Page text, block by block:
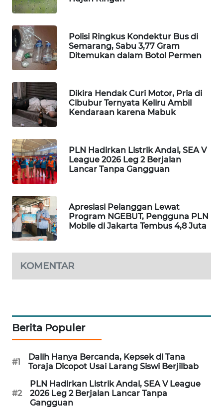
Polisi Ringkus Kondektur Bus di
Semarang, Sabu 3,77 Gram
Ditemukan dalam Botol Permen
Dikira Hendak Curi Motor, Pria di
Cibubur Ternyata Keliru Ambil
Kendaraan karena Mabuk
PLN Hadirkan Listrik Andal, SEA V
League 2026 Leg 2 Berjalan
Lancar Tanpa Gangguan
Apresiasi Pelanggan Lewat
Program NGEBUT, Pengguna PLN
Mobile di Jakarta Tembus 4,8 Juta
KOMENTAR
Berita Populer
#1
Dalih Hanya Bercanda, Kepsek di Tana
Toraja Dicopot Usai Larang Siswi Berjilbab
#2
PLN Hadirkan Listrik Andal, SEA V League
2026 Leg 2 Berjalan Lancar Tanpa
Gangguan
ID
WAHANANEWS
CO ID
WAHANANEWS
NET
WAHANA
SPORT
WAHANA
UMKM
WAHANA
WAHANA
PERSONA
OTOMOTIF
WAHANA
DESA
WISATA
WAHANA